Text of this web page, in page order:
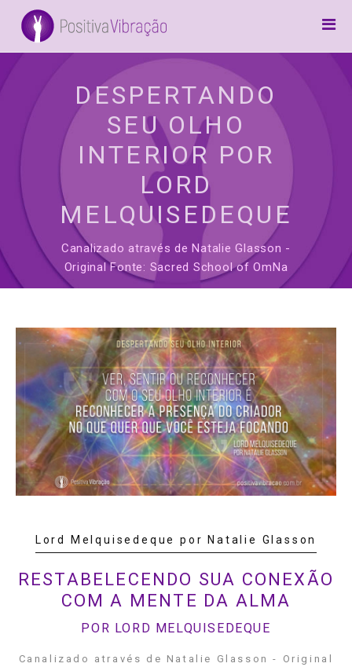
Home
Canalizações
Arcanjos
Frases
Awake
Preces
DESPERTANDO
SEU OLHO
INTERIOR POR
LORD
MELQUISEDEQUE
Canalizado através de Natalie Glasson -
Original Fonte: Sacred School of OmNa
Lord Melquisedeque por Natalie Glasson
RESTABELECENDO SUA CONEXÃO
COM A MENTE DA ALMA
POR LORD MELQUISEDEQUE
Canalizado através de Natalie Glasson - Original